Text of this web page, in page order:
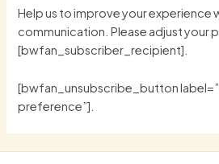
Help us to improve your experience
communication. Please adjust your
[bwfan_subscriber_recipient].
[bwfan_unsubscribe_button
preference”].